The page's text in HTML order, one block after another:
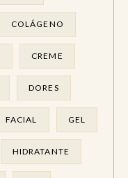
COLÁGENO
CREME
DORES
FACIAL GEL
HIDRATANTE